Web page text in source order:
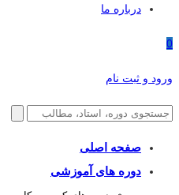
درباره ما
0
ورود و ثبت نام
صفحه اصلی
دوره های آموزشی